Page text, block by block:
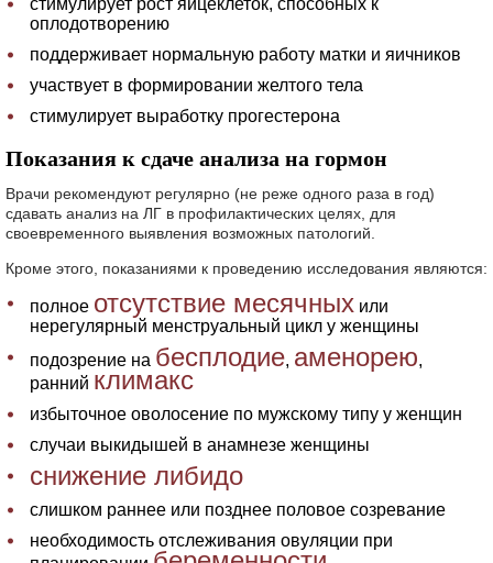
стимулирует рост яйцеклеток, способных к
оплодотворению
поддерживает нормальную работу матки и яичников
участвует в формировании желтого тела
стимулирует выработку прогестерона
Показания к сдаче анализа на гормон
Врачи рекомендуют регулярно (не реже одного раза в год)
сдавать анализ на ЛГ в профилактических целях, для
своевременного выявления возможных патологий.
Кроме этого, показаниями к проведению исследования являются:
полное отсутствие месячных или
нерегулярный менструальный цикл у женщины
подозрение на бесплодие, аменорею,
ранний климакс
избыточное оволосение по мужскому типу у женщин
случаи выкидышей в анамнезе женщины
снижение либидо
слишком раннее или позднее половое созревание
необходимость отслеживания овуляции при